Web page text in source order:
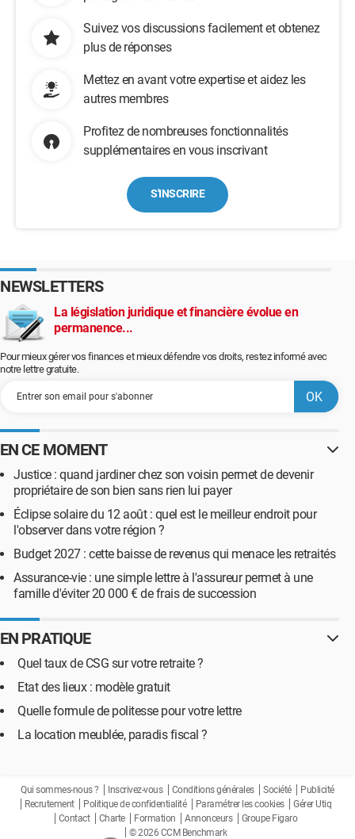
Suivez vos discussions facilement et obtenez
plus de réponses
Mettez en avant votre expertise et aidez les
autres membres
Profitez de nombreuses fonctionnalités
supplémentaires en vous inscrivant
S'INSCRIRE
NEWSLETTERS
La législation juridique et financière évolue en
permanence...
Pour mieux gérer vos finances et mieux défendre vos droits, restez informé avec
notre lettre gratuite.
EN CE MOMENT
Justice : quand jardiner chez son voisin permet de devenir
propriétaire de son bien sans rien lui payer
Éclipse solaire du 12 août : quel est le meilleur endroit pour
l'observer dans votre région ?
Budget 2027 : cette baisse de revenus qui menace les retraités
Assurance-vie : une simple lettre à l'assureur permet à une
famille d'éviter 20 000 € de frais de succession
EN PRATIQUE
Quel taux de CSG sur votre retraite ?
Etat des lieux : modèle gratuit
Quelle formule de politesse pour votre lettre
La location meublée, paradis fiscal ?
Qui sommes-nous ? Inscrivez-vous Conditions générales Société
Publicité
Recrutement
Politique de confidentialité Paramétrer les cookies
Gérer Utiq
Contact
Charte Formation Annonceurs
Groupe Figaro
© 2026 CCM Benchmark